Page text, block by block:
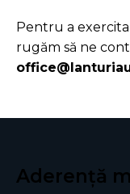
Pentru a
rugăm să ne
Aderență